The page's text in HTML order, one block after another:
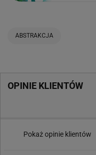
ABSTRAKCJA
OPINIE KLIENTÓW
Pokaż opinie klientów